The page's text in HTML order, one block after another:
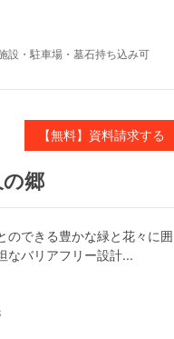
設 ・駐車場 ・墓石持ち込み可
【無料】資料請求する
郷
のできる豊かな緑と花々に囲
なバリアフリー設計...